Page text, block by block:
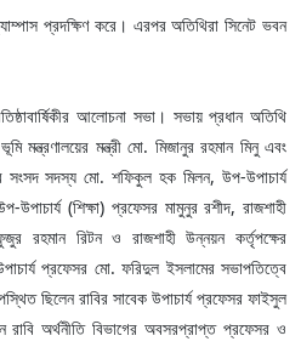
প্রদক্ষিণ করে। এরপর অতিথিরা সিনেট ভবন
আলোচনা সভা। সভায় প্রধান অতিথি
মন্ত্রণালয়ের মন্ত্রী মো. মিজানুর রহমান মিনু এবং
সংসদ সদস্য মো. শফিকুল হক মিলন, উপ-উপাচার্য
(শিক্ষা) প্রফেসর মামুনুর রশীদ, রাজশাহী
রহমান রিটন ও রাজশাহী উন্নয়ন কর্তৃপক্ষের
প্রফেসর মো. ফরিদুল ইসলামের সভাপতিত্বে
ছিলেন রাবির সাবেক উপাচার্য প্রফেসর ফাইসুল
অর্থনীতি বিভাগের অবসরপ্রাপ্ত প্রফেসর ও